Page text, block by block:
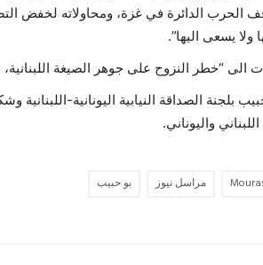
الحرب الدائرة في غزة، ومحاولاته لخفض
يسعى اليها”.
الى “خطر النزوح على جوهر الصيغة
بلجنة الصداقة النيابية اليونانية-
واليوناني.
مراسل نيوز بو حبيب